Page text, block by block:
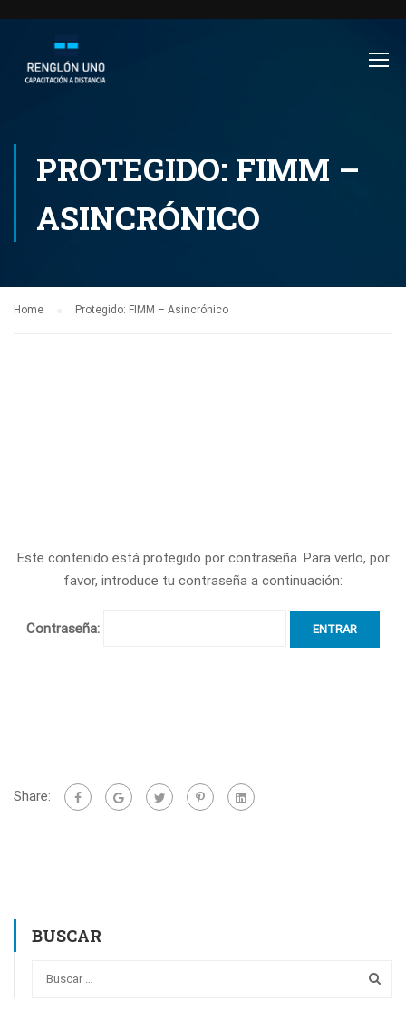
PROTEGIDO: FIMM –
ASINCRÓNICO
Home Protegido: FIMM – Asincrónico
Este contenido está protegido por contraseña. Para verlo, por
favor, introduce tu contraseña a continuación:
Contraseña:
Share:
BUSCAR